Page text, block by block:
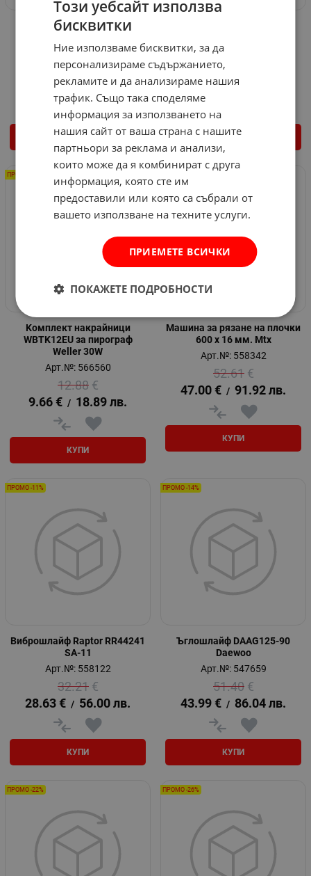
Циркуляр WESCO WS2934
Арт.№: 570076
92.03 €
€ 161.98 лв.
КУПИ
Арт.№: 570077
89.98
80.78 € 157.99
КУПИ
Kомплект накрайници
WBTK12EU за пирограф
Weller 30W
Арт.№: 566560
12.88 €
9.66 € / 18.89 лв.
КУПИ
ПРОМО -25%
Машина за рязане на плочки
600 х 16 мм. Mtx
Арт.№: 558342
52.61 €
47.00 € / 91.92 лв.
КУПИ
Виброшлайф Raptor RR44241
SA-11
Арт.№: 558122
32.21 €
28.63 € / 56.00 лв.
КУПИ
ПРОМО -11%
Ъглошлайф DAAG125-90
Daewoo
Арт.№: 547659
51.40 €
43.99 € / 86.04 лв.
КУПИ
ПРОМО -14%
ПРОМО -22% ПРОМО -26%
Този уебсайт използва
бисквитки
Ние използваме бисквитки, за да
персонализираме съдържанието,
рекламите и да анализираме нашия
трафик. Също така споделяме
информация за използването на
нашия сайт от ваша страна с нашите
партньори за реклама и анализи,
които може да я комбинират с друга
информация, която сте им
предоставили или която са събрали от
вашето използване на техните услуги.
ПРИЕМЕТЕ ВСИЧКИ
ПОКАЖЕТЕ ПОДРОБНОСТИ